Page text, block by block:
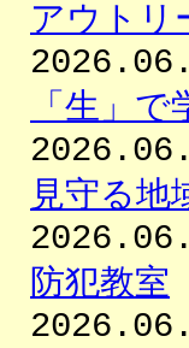
アウトリ
「生」
見守る地
防犯教室